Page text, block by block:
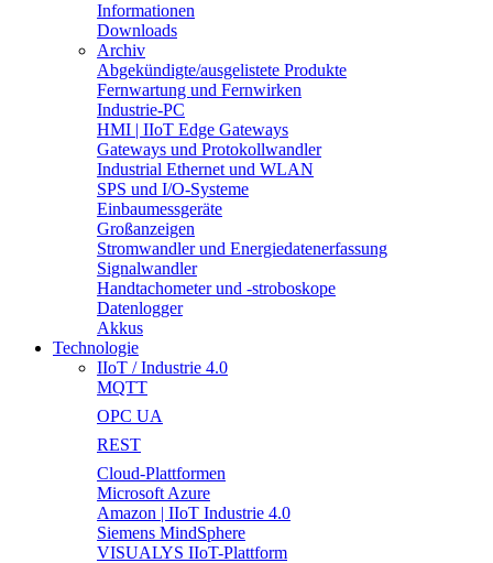
Informationen
Downloads
Archiv
Abgekündigte/ausgelistete Produkte
Fernwartung und Fernwirken
Industrie-PC
HMI | IIoT Edge Gateways
Gateways und Protokollwandler
Industrial Ethernet und WLAN
SPS und I/O-Systeme
Einbaumessgeräte
Großanzeigen
Stromwandler und Energiedatenerfassung
Signalwandler
Handtachometer und -stroboskope
Datenlogger
Akkus
Technologie
IIoT / Industrie 4.0
MQTT
OPC UA
REST
Cloud-Plattformen
Microsoft Azure
Amazon | IIoT Industrie 4.0
Siemens MindSphere
VISUALYS IIoT-Plattform